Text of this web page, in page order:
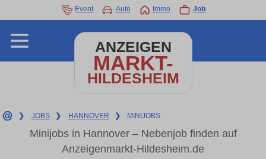
Event Auto Immo Job
ANZEIGEN
MARKT-
HILDESHEIM
❯ JOBS ❯ HANNOVER ❯ MINIJOBS
Minijobs in Hannover – Nebenjob finden auf
Anzeigenmarkt-Hildesheim.de